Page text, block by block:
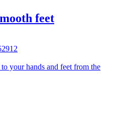
feet
your hands and feet from the